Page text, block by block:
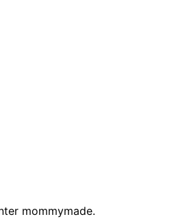
mommymade.